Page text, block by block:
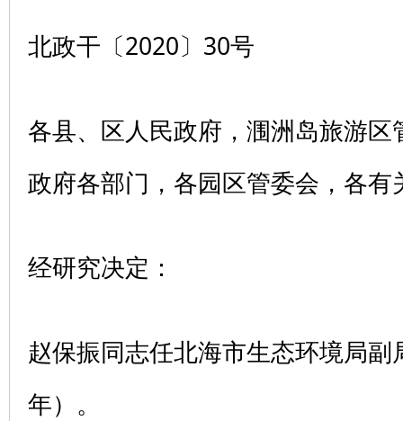
北政干〔2020〕30号
各县、区人民政府，涠洲岛旅游区
政府各部门，各园区管委会，各有
经研究决定：
赵保振同志任北海市生态环境局副
年）。